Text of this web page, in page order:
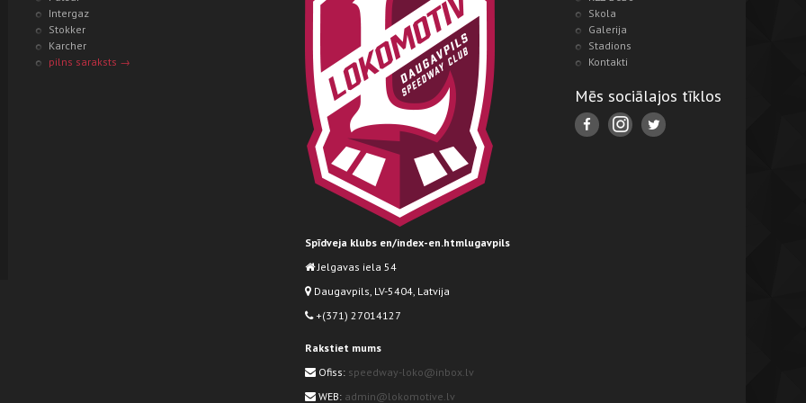
Intergaz
Stokker
Karcher
pilns saraksts →
Spīdveja klubs en/index-en.htmlugavpils
Jelgavas iela 54
Daugavpils, LV-5404, Latvija
+(371) 27014127
Rakstiet mums
Ofiss: speedway-loko@inbox.lv
WEB: admin@lokomotive.lv
Skola
Galerija
Stadions
Kontakti
Mēs sociālajos tīklos